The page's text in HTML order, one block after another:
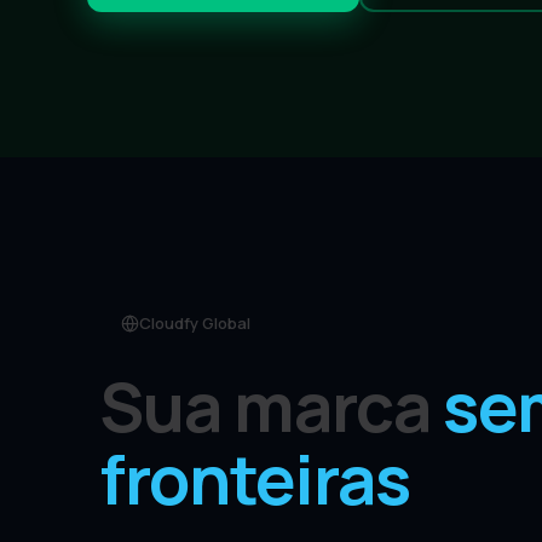
Cloudfy Global
Sua marca
fronteiras